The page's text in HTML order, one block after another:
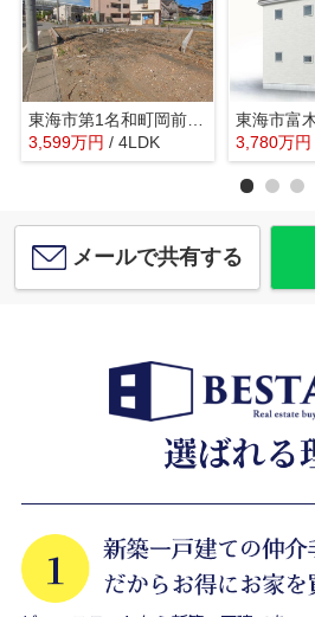
東海市第1名和町岡前 2号棟【仲介手数料0円】
3,599万円 / 4LDK
3,780万円
メールで共有する